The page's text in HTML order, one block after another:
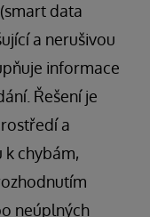
data
a nerušivou
informace
Řešení je
a
chybám,
neúplných